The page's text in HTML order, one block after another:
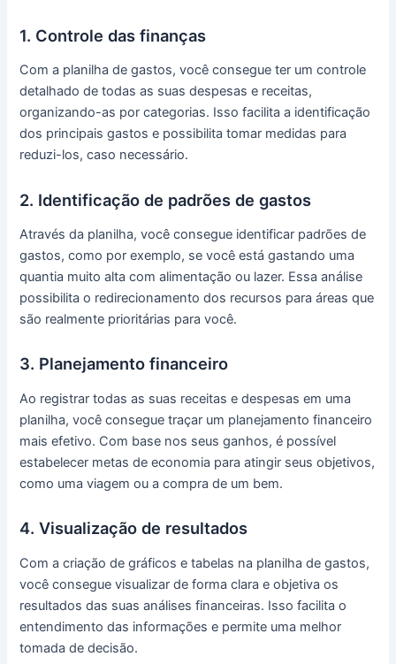
1. Controle das finanças
Com a planilha de gastos, você consegue ter um controle
detalhado de todas as suas despesas e receitas,
organizando-as por categorias. Isso facilita a identificação
dos principais gastos e possibilita tomar medidas para
reduzi-los, caso necessário.
2. Identificação de padrões de gastos
Através da planilha, você consegue identificar padrões de
gastos, como por exemplo, se você está gastando uma
quantia muito alta com alimentação ou lazer. Essa análise
possibilita o redirecionamento dos recursos para áreas que
são realmente prioritárias para você.
3. Planejamento financeiro
Ao registrar todas as suas receitas e despesas em uma
planilha, você consegue traçar um planejamento financeiro
mais efetivo. Com base nos seus ganhos, é possível
estabelecer metas de economia para atingir seus objetivos,
como uma viagem ou a compra de um bem.
4. Visualização de resultados
Com a criação de gráficos e tabelas na planilha de gastos,
você consegue visualizar de forma clara e objetiva os
resultados das suas análises financeiras. Isso facilita o
entendimento das informações e permite uma melhor
tomada de decisão.